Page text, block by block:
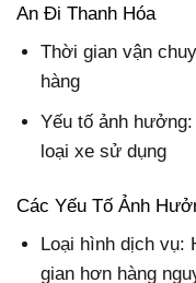
An Đi Thanh Hóa
Thời gian vận
hàng
Yếu tố ảnh
loại xe sử dụng
Các Yếu Tố Ảnh
Loại hình dịch vụ:
gian hơn hàng